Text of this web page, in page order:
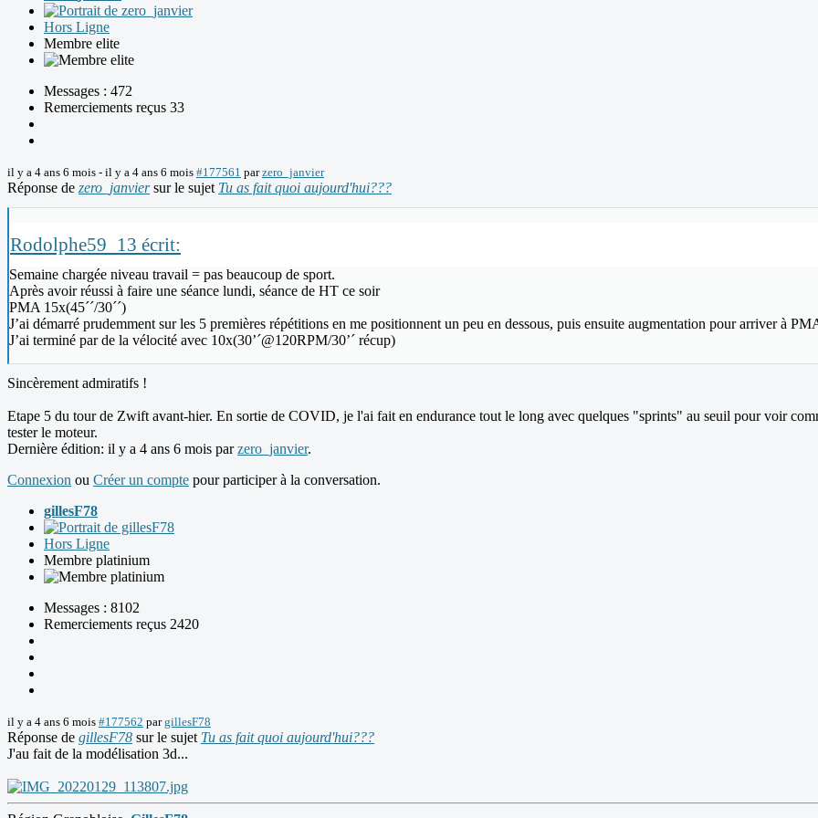
Hors Ligne
Membre elite
Messages : 472
Remerciements reçus 33
il y a 4 ans 6 mois - il y a 4 ans 6 mois #177561 parzero_janvier
Réponse de zero_janviersur le sujet Tu as fait quoi aujourd'hui???
Rodolphe59_13 écrit:
Semaine chargée niveau travail = pas beaucoup de sport.
Après avoir réussi à faire une séance lundi, séance de HT ce soir
PMA 15x(45´´/30´´)
J’ai démarré prudemment sur les 5 premières répétitions en me positionnent un peu en dessous, puis ensuite augmentation pour arriver à
J’ai terminé par de la vélocité avec 10x(30’´@120RPM/30’´ récup)
Sincèrement admiratifs !
Etape 5 du tour de Zwift avant-hier. En sortie de COVID, je l'ai fait en endurance tout le long avec quelques "sprints" au seuil pour voir
tester le moteur.
Dernière édition: il y a 4 ans 6 mois parzero_janvier.
Connexion ou Créer un compte pour participer à la conversation.
gillesF78
Hors Ligne
Membre platinium
Messages : 8102
Remerciements reçus 2420
il y a 4 ans 6 mois #177562 pargillesF78
Réponse de gillesF78 sur le sujet Tu as fait quoi aujourd'hui???
J'au fait de la modélisation 3d...